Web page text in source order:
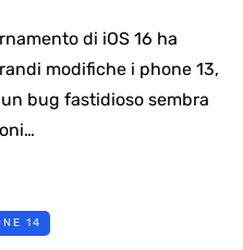
di iOS 16 ha
modifiche i phone 13,
un bug fastidioso sembra
14